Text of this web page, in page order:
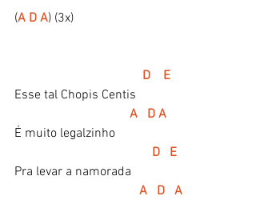
(A D A) (3x)
D    E
Esse tal Chopis Centis
A   D A
É muito legalzinho
D   E
Pra levar a namorada
A   D   A